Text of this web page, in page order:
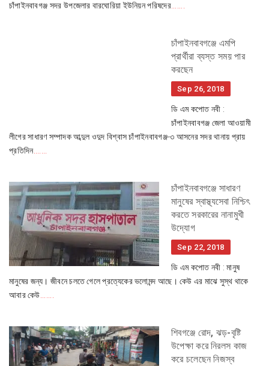
চাঁপাইনবাবগঞ্জ সদর উপজেলার বারঘোরিয়া ইউনিয়ন পরিষদের.......
চাঁপাইনবাবগঞ্জে এমপি
প্রার্থীরা ব্যস্ত সময় পার
করছেন
Sep 26, 2018
ডি এম কপোত নবী :
চাঁপাইনবাবগঞ্জ জেলা আওয়ামী
লীগের সাধারণ সম্পাদক আব্দুল ওদুদ বিশ্বাস চাঁপাইনবাবগঞ্জ-৩ আসনের সদর থানায় প্রায়
প্রতিদিন.......
চাঁপাইনবাবগঞ্জে সাধারণ
মানুষের স্বাস্থ্যসেবা নিশ্চিৎ
করতে সরকারের নানামুখী
উদ্যোগ
Sep 22, 2018
ডি এম কপোত নবী : মানুষ
মানুষের জন্য। জীবনে চলতে গেলে প্রত্যেকের ভলোমন্দ আছে। কেউ এর মাঝে সুস্থ থাকে
আবার কেউ.......
শিবগঞ্জে রোদ, ঝড়-বৃষ্টি
উপেক্ষা করে নিরলস কাজ
করে চলেছেন নিজস্ব